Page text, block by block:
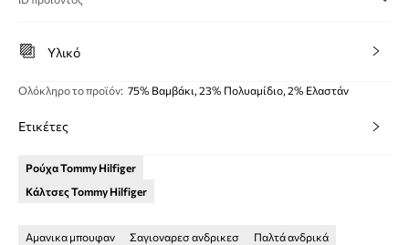
Υλικό
Ολόκληρο το προϊόν: 75% Βαμβάκι, 23% Πολυαμίδιο, 2% Ελαστάν
Ετικέτες
Ρούχα Tommy Hilfiger
Κάλτσες Tommy Hilfiger
Αμανικα μπουφαν Σαγιοναρεσ ανδρικεσ
Παλτά ανδρικά